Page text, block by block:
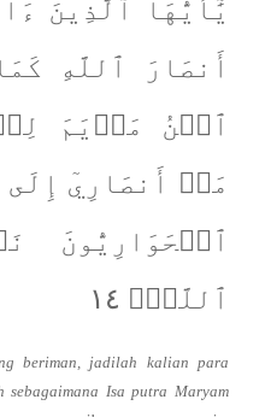
أَنصَارَ ٱللَّهِ
ٱبۡنُ مَرۡيَمَ
مَنۡ أَنصَارِيٓ
ٱلۡحَوَارِيُّونَ
ٱللَّهِۖ ١٤
beriman, jadilah kalian para
sebagaimana Isa putra Maryam